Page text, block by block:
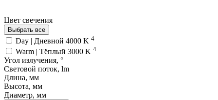
Цвет свечения
Выбрать все
Day | Дневной 4000 K 4
Warm | Тёплый 3000 K 4
Угол излучения, °
Световой поток, lm
Длина, мм
Высота, мм
Диаметр, мм